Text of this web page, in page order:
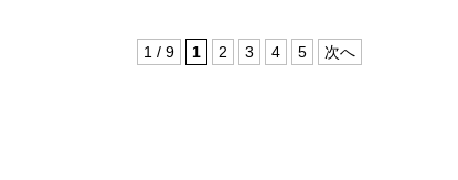
1 / 9 1 2 3 4 5 次へ